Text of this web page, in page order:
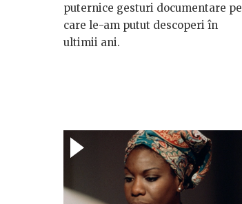
puternice gesturi documentare pe
care le-am putut descoperi în
ultimii ani.